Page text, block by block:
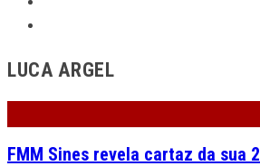
LUCA ARGEL
FMM Sines revela cartaz da sua